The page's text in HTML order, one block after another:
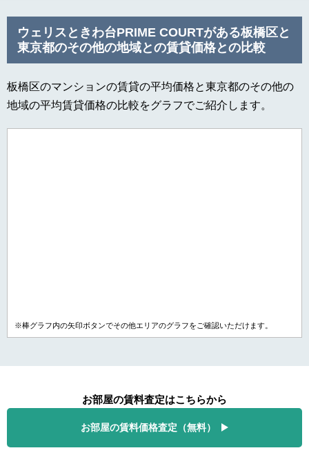
ウェリスときわ台PRIME COURTがある板橋区と
東京都のその他の地域との賃貸価格との比較
板橋区のマンションの賃貸の平均価格と東京都のその他の
地域の平均賃貸価格の比較をグラフでご紹介します。
※棒グラフ内の矢印ボタンでその他エリアのグラフをご確認いただけます。
お部屋の賃料査定はこちらから
お部屋の賃料価格査定（無料）